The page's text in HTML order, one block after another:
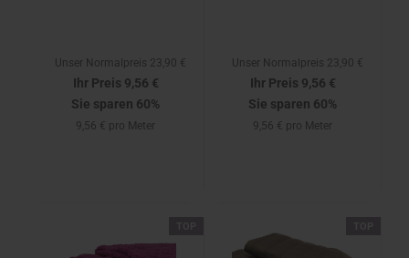
Unser Normalpreis 23,90 €
Ihr Preis 9,56 €
Sie sparen 60%
9,56 € pro Meter
Unser Normalpreis 23,90 €
Ihr Preis 9,56 €
Sie sparen 60%
9,56 € pro Meter